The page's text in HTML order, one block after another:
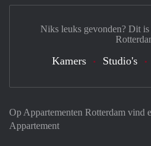
Op Appartementen Rotterdam vind
Appartement
Niks leuks gevonden? Dit is
Kamers Studio's